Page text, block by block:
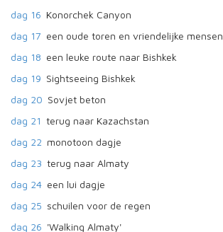
dag 16 Konorchek Canyon
dag 17 een oude toren en vriendelijke mensen
dag 18 een leuke route naar Bishkek
dag 19 Sightseeing Bishkek
dag 20 Sovjet beton
dag 21 terug naar Kazachstan
dag 22 monotoon dagje
dag 23 terug naar Almaty
dag 24 een lui dagje
dag 25 schuilen voor de regen
dag 26 'Walking Almaty'